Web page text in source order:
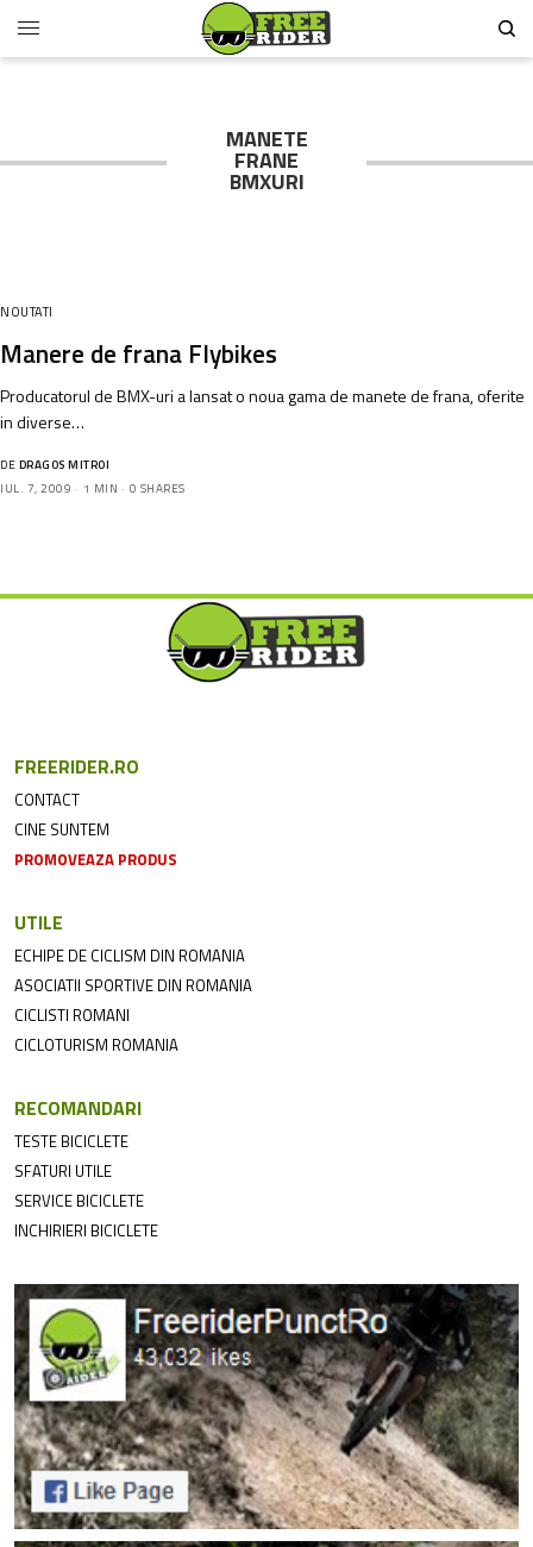
MANETE
FRANE
BMXURI
NOUTATI
Manere de frana Flybikes
Producatorul de BMX-uri a lansat o noua gama de manete de frana, oferite
in diverse…
DE DRAGOS MITROI
IUL. 7, 2009
1 MIN 0 SHARES
FREERIDER.RO
CONTACT
CINE SUNTEM
PROMOVEAZA PRODUS
UTILE
ECHIPE DE CICLISM DIN ROMANIA
ASOCIATII SPORTIVE DIN ROMANIA
CICLISTI ROMANI
CICLOTURISM ROMANIA
RECOMANDARI
TESTE BICICLETE
SFATURI UTILE
SERVICE BICICLETE
INCHIRIERI BICICLETE